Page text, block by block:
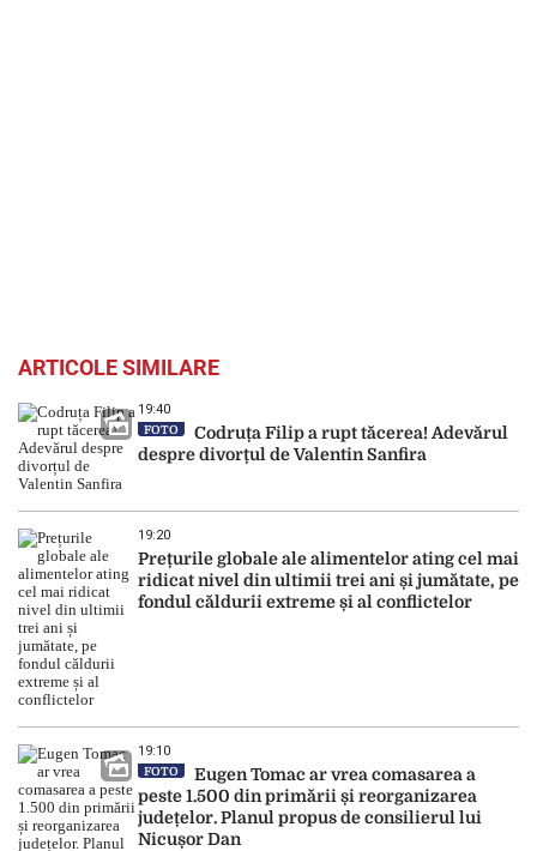
ARTICOLE SIMILARE
19:40
FOTO
Codruța Filip a rupt tăcerea! Adevărul
despre divorțul de Valentin Sanfira
19:20
Prețurile globale ale alimentelor ating cel mai
ridicat nivel din ultimii trei ani și jumătate, pe
fondul căldurii extreme și al conflictelor
19:10
FOTO
Eugen Tomac ar vrea comasarea a
peste 1.500 din primării și reorganizarea
județelor. Planul propus de consilierul lui
Nicușor Dan